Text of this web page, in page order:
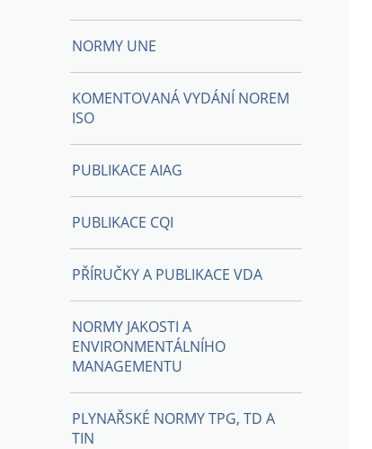
NORMY UNE
KOMENTOVANÁ VYDÁNÍ NOREM
ISO
PUBLIKACE AIAG
PUBLIKACE CQI
PŘÍRUČKY A PUBLIKACE VDA
NORMY JAKOSTI A
ENVIRONMENTÁLNÍHO
MANAGEMENTU
PLYNAŘSKÉ NORMY TPG, TD A
TIN